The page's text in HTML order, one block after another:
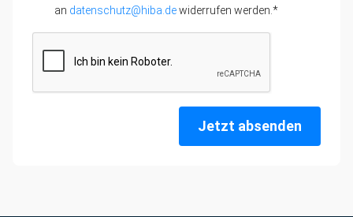
an datenschutz@hiba.dewiderrufen werden.*
Jetzt absenden